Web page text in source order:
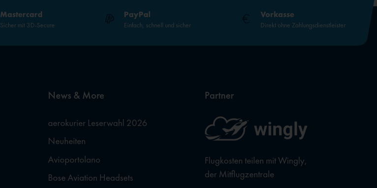
Mastercard
Sicher mit 3D-Secure
PayPal
Einfach, schnell und sicher
Vorkasse
Direkt ohne Zahlungsdienstleister
News & More
aerokurier Leserwahl 2026
Neuheiten
Avioportolano
Bose Aviation Headsets
Partner
Flugkosten teilen mit Wingly,
der Mitflugzentrale